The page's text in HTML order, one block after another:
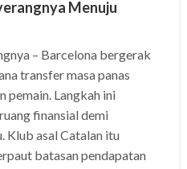
Menuju
– Barcelona bergerak
transfer masa panas
pemain. Langkah ini
finansial demi
Klub asal Catalan itu
batasan pendapatan